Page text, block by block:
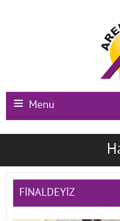
Menu
Ana Sayfa
Okullarımız
FİNALDEYİZ